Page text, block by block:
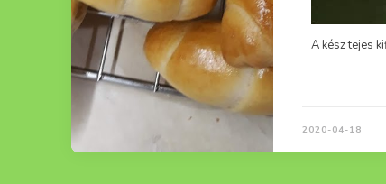
2020-04-18